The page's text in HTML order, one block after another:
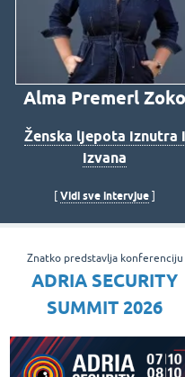
Alma Premerl Zoko
Ženska ljepota iznutra i
izvana
Vidi sve intervjue
Znatko predstavlja konferenciju
ADRIA SECURITY
SUMMIT 2026